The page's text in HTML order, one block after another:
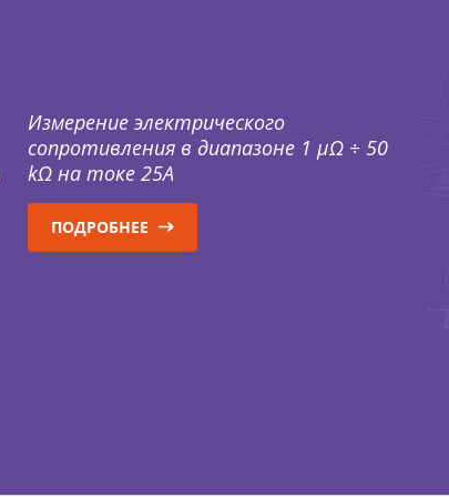
Измерение электрического
сопротивления в диапазоне 1 μΩ ÷ 50
kΩ на токе 25А
ПОДРОБНЕЕ